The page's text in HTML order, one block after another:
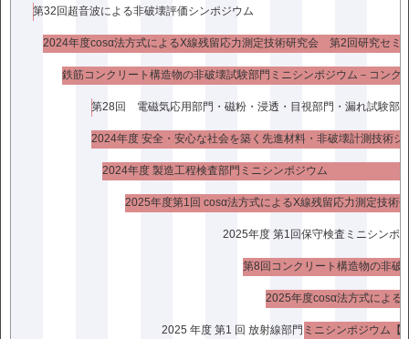
第32回超音波による非破壊評価シンポジウム
2024年度cosα法方式によるX線残留応力測定技術研究会 第2回研究セミ
2024年度 安全・安心な社会を築く先進材料・非破壊計測技術シ
2024年度 製造工程検査部門ミニシンポジウム
2025年度第1回 cosα法方式によるX線残留応力測定技術
2025年度 第1回保守検査ミニシンポ
2025年度cosα法方式によ
2025 年度 第1 回 放射線部門ミニシンポジウム【
2019年6月号バックナンバー
巻頭言 「赤外線サーモグラフィ試験の
過去と未来」特集号刊行にあたって
山越孝太郎 1970 年代初頭に国産の
赤外線サーモグラフィ装置が開発され
てから，約50 年が経過した。この間に
赤外線サーモグラフィ装置は，価格や
2019.6.1更新